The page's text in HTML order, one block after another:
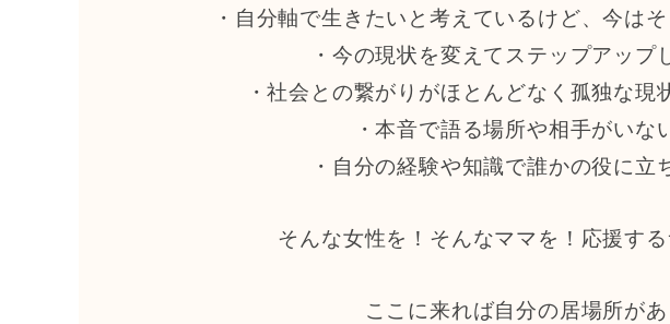
・自分軸で生きたいと考えているけど、今は
・今の現状を変えてステップアップ
・社会との繋がりがほとんどなく孤独な現
・本音で語る場所や相手がいな
・自分の経験や知識で誰かの役に立
そんな女性を！そんなママを！応援する
ここに来れば自分の居場所があ